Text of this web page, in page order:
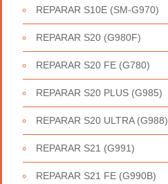
REPARAR S10E (SM-G970)
REPARAR S20 (G980F)
REPARAR S20 FE (G780)
REPARAR S20 PLUS (G985)
REPARAR S20 ULTRA (G988)
REPARAR S21 (G991)
REPARAR S21 FE (G990B)